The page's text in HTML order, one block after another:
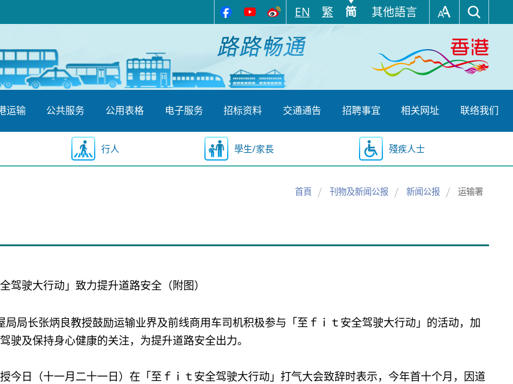
EN 繁 简 其他語言
运输 公共服务 公用表格 电子服务 招标资料 交通通告 招聘事宜 相关网址 联络我们
行人 學生/家長 殘疾人士
首頁 刊物及新闻公报 新闻公报 运输署
驾驶大行动」致力提升道路安全（附图）
局长张炳良教授鼓励运输业界及前线商用车司机积极参与「至ｆｉｔ安全驾驶大行动」的活动，加
驶及保持身心健康的关注，为提升道路安全出力。
日（十一月二十一日）在「至ｆｉｔ安全驾驶大行动」打气大会致辞时表示，今年首十个月，因道